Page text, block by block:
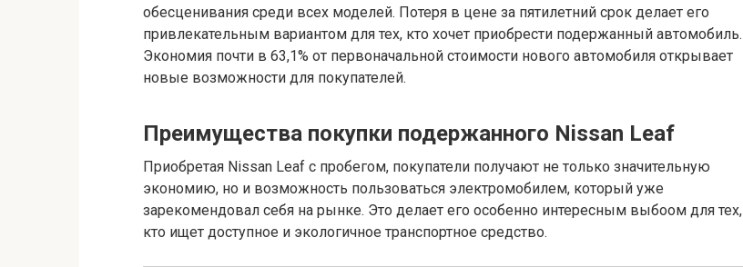
обесценивания среди всех моделей. Потеря в цене за пятилетний срок делает его
привлекательным вариантом для тех, кто хочет приобрести подержанный автомобиль.
Экономия почти в 63,1% от первоначальной стоимости нового автомобиля открывает
новые возможности для покупателей.
Преимущества покупки подержанного Nissan Leaf
Приобретая Nissan Leaf с пробегом, покупатели получают не только значительную
экономию, но и возможность пользоваться электромобилем, который уже
зарекомендовал себя на рынке. Это делает его особенно интересным выбоом для тех,
кто ищет доступное и экологичное транспортное средство.